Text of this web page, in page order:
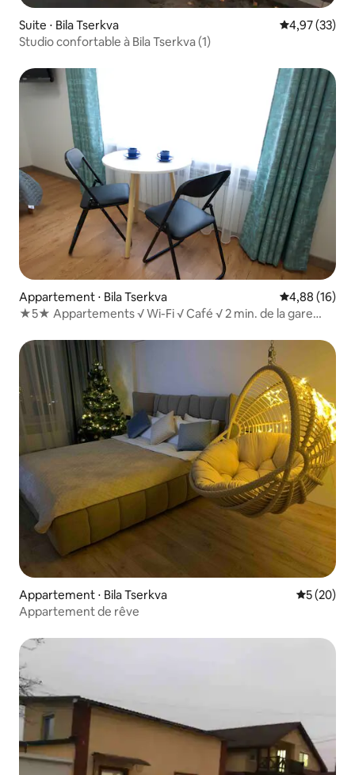
Suite ⋅ Bila Tserkva Évaluation
4,97 (33)
Studio confortable à Bila Tserkva (1)
Appartement ⋅ Bila Tserkva Évaluation
4,88 (16)
★5★ Appartements √ Wi-Fi √ Café √ 2 min. de la gare
Appartement ⋅ Bila Tserkva
5 (20)
Appartement de rêve